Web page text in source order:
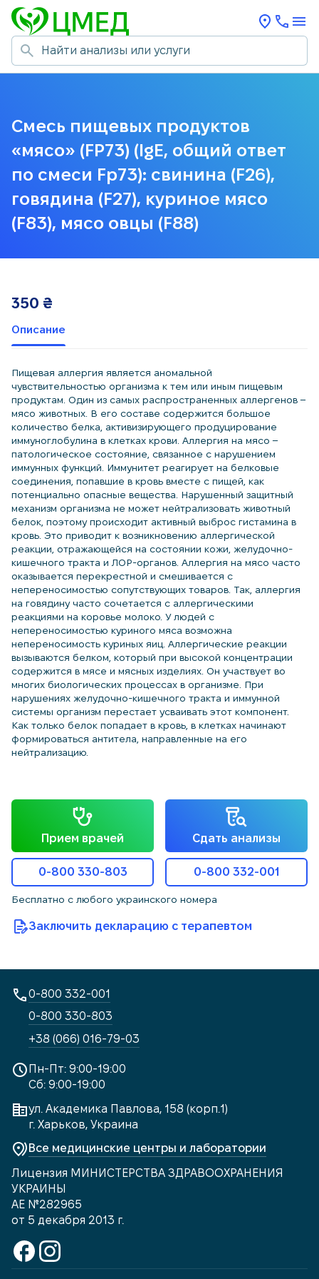
Смесь пищевых продуктов
«мясо» (FP73) (IgE, общий ответ
по смеси Fp73): свинина (F26),
говядина (F27), куриное мясо
(F83), мясо овцы (F88)
Описание
Пищевая аллергия является аномальной
чувствительностью организма к тем или иным пищевым
продуктам. Один из самых распространенных аллергенов –
мясо животных. В его составе содержится большое
количество белка, активизирующего продуцирование
иммуноглобулина в клетках крови. Аллергия на мясо –
патологическое состояние, связанное с нарушением
иммунных функций. Иммунитет реагирует на белковые
соединения, попавшие в кровь вместе с пищей, как
потенциально опасные вещества. Нарушенный защитный
механизм организма не может нейтрализовать животный
белок, поэтому происходит активный выброс гистамина в
кровь. Это приводит к возникновению аллергической
реакции, отражающейся на состоянии кожи, желудочно-
кишечного тракта и ЛОР-органов. Аллергия на мясо часто
оказывается перекрестной и смешивается с
непереносимостью сопутствующих товаров. Так, аллергия
на говядину часто сочетается с аллергическими
реакциями на коровье молоко. У людей с
непереносимостью куриного мяса возможна
непереносимость куриных яиц. Аллергические реакции
вызываются белком, который при высокой концентрации
содержится в мясе и мясных изделиях. Он участвует во
многих биологических процессах в организме. При
нарушениях желудочно-кишечного тракта и иммунной
системы организм перестает усваивать этот компонент.
Как только белок попадает в кровь, в клетках начинают
формироваться антитела, направленные на его
нейтрализацию.
350 ₴
Прием врачей Сдать анализы
0-800 330-803 0-800 332-001
Бесплатно с любого украинского номера
Заключить декларацию с терапевтом
Пн-Пт: 9:00-19:00
Сб: 9:00-19:00
ул. Академика Павлова, 158 (корп.1)
г. Харьков, Украина
Все медицинские центры и лаборатории
Лицензия МИНИСТЕРСТВА ЗДРАВООХРАНЕНИЯ
УКРАИНЫ
АЕ №282965
от 5 декабря 2013 г.
0-800 332-001
0-800 330-803
+38 (066) 016-79-03